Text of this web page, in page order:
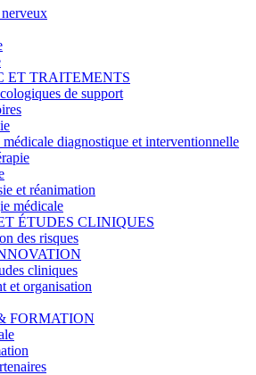
nerveux
ET TRAITEMENTS
de support
médicale diagnostique et interventionnelle
et réanimation
médicale
ÉTUDES CLINIQUES
des risques
cliniques
et organisation
FORMATION